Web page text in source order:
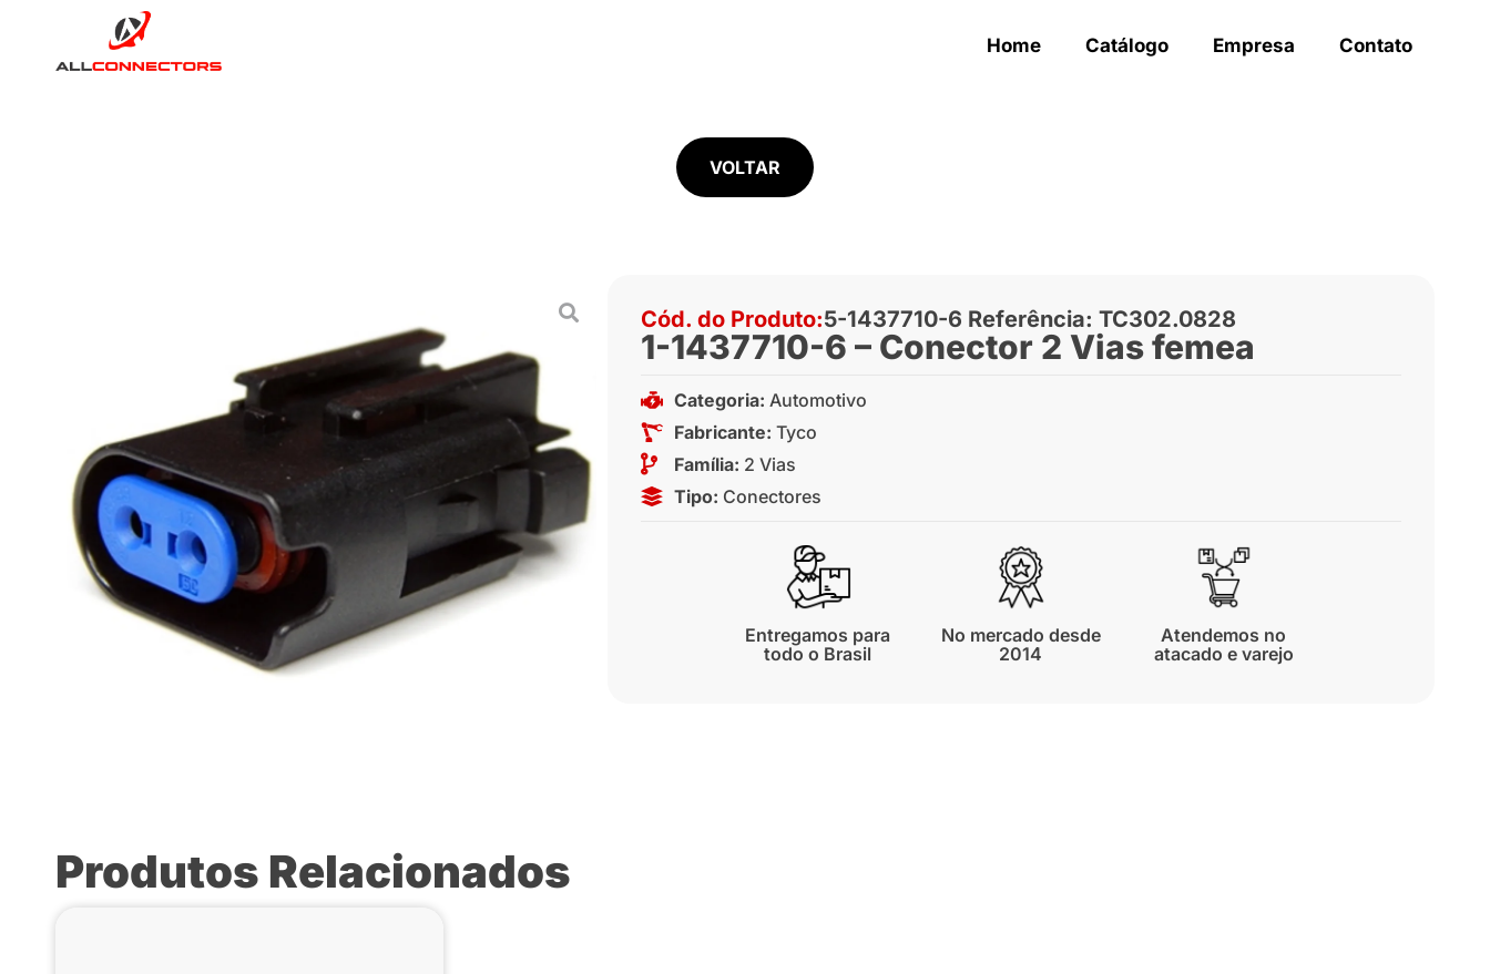
Home Catálogo Empresa Contato
VOLTAR
Cód. do Produto:5-1437710-6 Referência: TC302.0828
1-1437710-6 – Conector 2 Vias femea
Categoria: Automotivo
Fabricante: Tyco
Família: 2 Vias
Tipo: Conectores
Entregamos para
todo o Brasil
No mercado desde
2014
Atendemos no
atacado e varejo
Produtos Relacionados